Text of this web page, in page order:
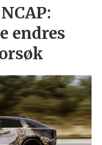
endres